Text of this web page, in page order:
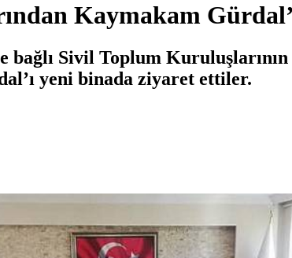
Kaymakam
bağlı Sivil Toplum
yeni binada ziyaret ettiler.